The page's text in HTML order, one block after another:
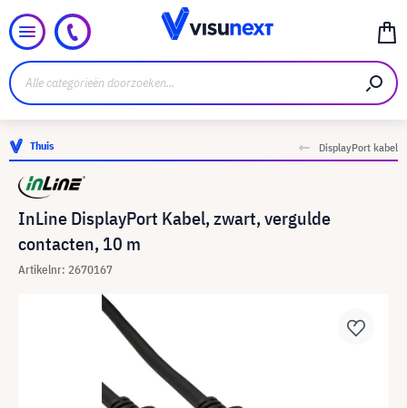
Thuis DisplayPort kabel
InLine DisplayPort Kabel, zwart, vergulde
contacten, 10 m
Artikelnr: 2670167